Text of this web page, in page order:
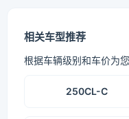
相关车型推荐
根据车辆级别和车价为
250CL-C